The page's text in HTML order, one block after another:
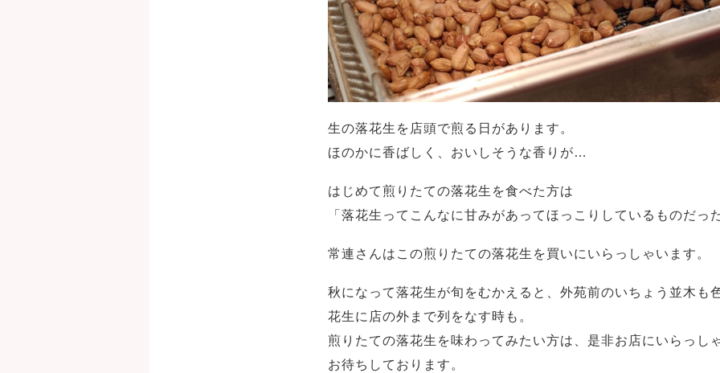
生の落花生を店頭で煎る日があります。
ほのかに香ばしく、おいしそうな香りが…
はじめて煎りたての落花生を食べた方は
「落花生ってこんなに甘みがあってほっこりしているものだっ
常連さんはこの煎りたての落花生を買いにいらっしゃいます。
秋になって落花生が旬をむかえると、外苑前のいちょう並木も
花生に店の外まで列をなす時も。
煎りたての落花生を味わってみたい方は、是非お店にいらっし
お待ちしております。